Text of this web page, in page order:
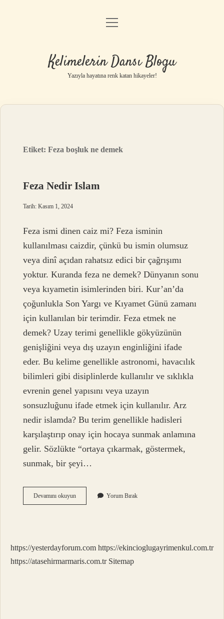
Anasayfa
Yasal Uyarı
menüyü
Kelimelerin Dansı Blogu
Yazıyla hayatına renk katan hikayeler!
Etiket:Feza boşluk ne demek
Feza Nedir Islam
Tarih: Kasım 1, 2024
Feza ismi dinen caiz mi? Feza isminin
kullanılması caizdir, çünkü bu ismin olumsuz
veya dinî açıdan rahatsız edici bir çağrışımı
yoktur. Kuranda feza ne demek? Dünyanın sonu
veya kıyametin isimlerinden biri. Kur’an’da
çoğunlukla Son Yargı ve Kıyamet Günü zamanı
için kullanılan bir terimdir. Feza etmek ne
demek? Uzay terimi genellikle gökyüzünün
genişliğini veya dış uzayın enginliğini ifade
eder. Bu kelime genellikle astronomi, havacılık
bilimleri gibi disiplinlerde kullanılır ve sıklıkla
evrenin genel yapısını veya uzayın
sonsuzluğunu ifade etmek için kullanılır. Arz
nedir islamda? Bu terim genellikle hadisleri
karşılaştırıp onay için hocaya sunmak anlamına
gelir. Sözlükte “ortaya çıkarmak, göstermek,
sunmak, bir şeyi…
Devamını okuyunFeza
Nedir
Yorum Bırak
https://yesterdayforum.com https://ekincioglugayrimenkul.com.tr
https://atasehirmarmaris.com.tr Sitemap